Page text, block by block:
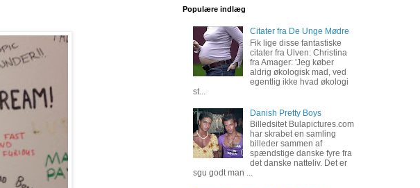
Populære indlæg
Citater fra De Unge Mødre
Fik lige disse fantastiske
citater fra Ulven: Christina
fra Amager: 'Jeg køber
aldrig økologisk mad, ved
egentlig ikke hvad økologi
st...
Danish Pretty Boys
Billedsitet Bulapictures.com
har skrabet en samling
billeder sammen af
spændstige danske fyre fra
det danske natteliv. Det er
sgu godt man ...